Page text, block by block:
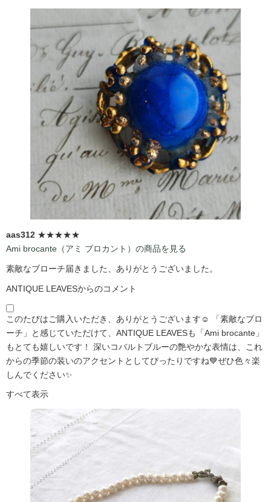
aas312 ★★★★★
Ami brocante（アミ ブロカント）の商品を見る
素敵なブローチ届きました、ありがとうございました。
ANTIQUE LEAVESからのコメント
このたびはご購入いただき、ありがとうございます☺️ 「素敵なブロ
ーチ」と感じていただけて、ANTIQUE LEAVESも「Ami brocante」
もとても嬉しいです！ 深いコバルトブルーの艶やかな表情は、これ
からの季節の装いのアクセントとしてぴったりですね💙ぜひ色々楽
しんでください✨
すべて表示